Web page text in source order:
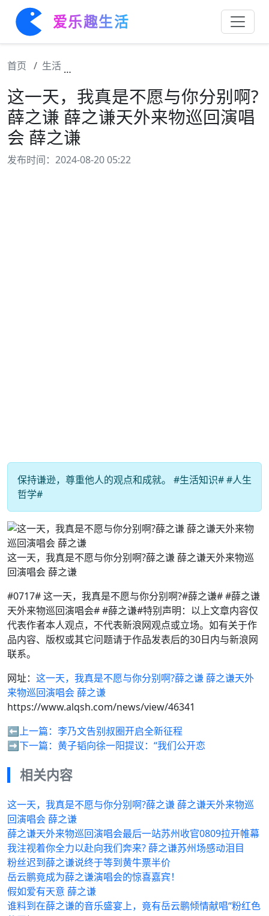
爱乐趣生活
首页 生活
这一天，我真是不愿与你分别啊?
薛之谦 薛之谦天外来物巡回演唱
会 薛之谦
发布时间：2024-08-20 05:22
保持谦逊，尊重他人的观点和成就。 #生活知识# #人生
哲学#
这一天，我真是不愿与你分别啊?薛之谦 薛之谦天外来物巡
回演唱会 薛之谦
#0717# 这一天，我真是不愿与你分别啊?#薛之谦# #薛之谦
天外来物巡回演唱会# #薛之谦#特别声明：以上文章内容仅
代表作者本人观点，不代表新浪网观点或立场。如有关于作
品内容、版权或其它问题请于作品发表后的30日内与新浪网
联系。
网址： 这一天，我真是不愿与你分别啊?薛之谦 薛之谦天外
来物巡回演唱会 薛之谦
https://www.alqsh.com/news/view/46341
⬅️上一篇： 李乃文告别叔圈开启全新征程
➡️下一篇： 黄子韬向徐一阳提议：“我们公开恋
相关内容
这一天，我真是不愿与你分别啊?薛之谦 薛之谦天外来物巡
回演唱会 薛之谦
薛之谦天外来物巡回演唱会最后一站苏州收官0809拉开帷幕
我注视着你全力以赴向我们奔来? 薛之谦苏州场感动泪目
粉丝迟到薛之谦说终于等到黄牛票半价
岳云鹏竟成为薛之谦演唱会的惊喜嘉宾！
假如爱有天意 薛之谦
谁料到在薛之谦的音乐盛宴上，竟有岳云鹏倾情献唱“粉红色